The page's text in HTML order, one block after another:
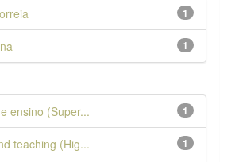
1
1
1
ensino (Super...
1
teaching (Hig...